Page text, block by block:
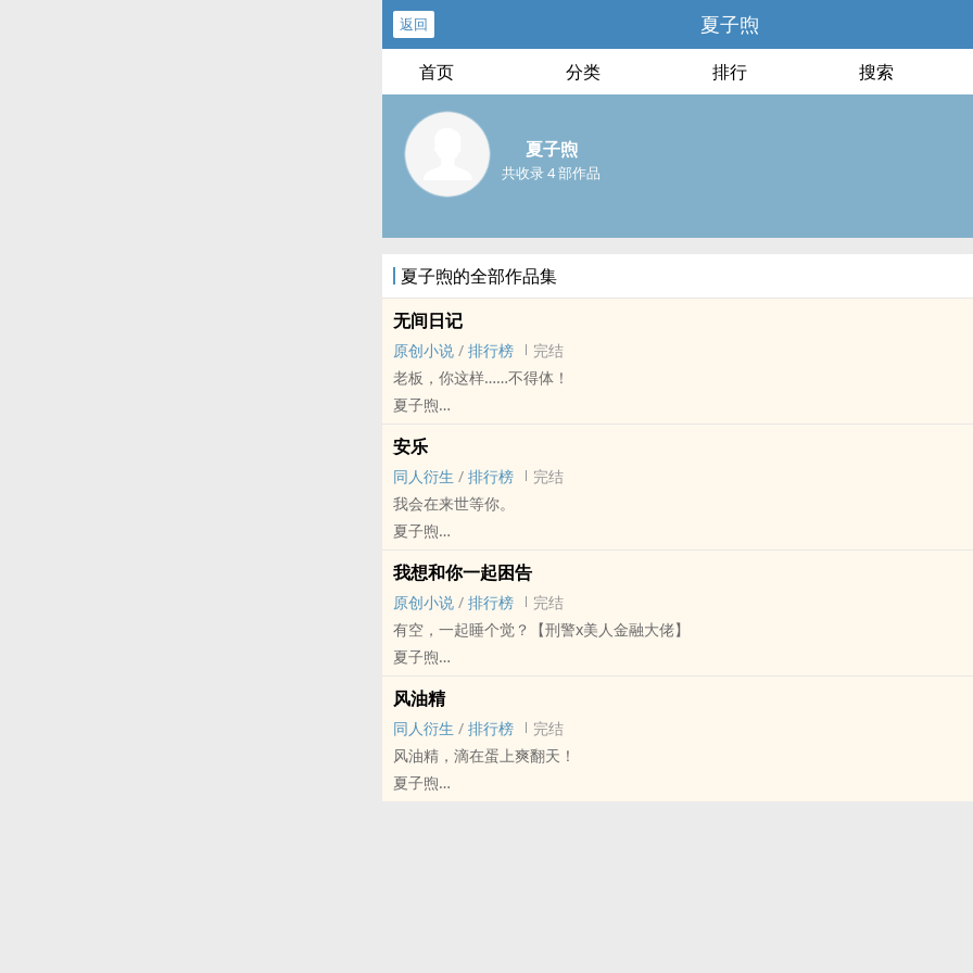
返回 夏子煦
首页 分类 排行 搜索
夏子煦
共收录 4 部作品
夏子煦的全部作品集
无间日记
原创小说 / 排行榜
完结
老板，你这样……不得体！
夏子煦
原创小说 - BL - 长篇 - 完结
现代 - HE - 小甜饼 - 谐趣
阴差阳错
这是一个，卧底讲相声，最后卧成公司老大的故事。（已完结）
记者：“主任，我有一个好消息和一个坏消息，你想先听哪一个？”
主任想了一下：“先听坏消息吧。”
记者说：“坏消息是我老板竟然想睡我。”
“那好消息呢？”
“好消息是咱俩出柜了。”
“出柜。”
“谁出柜？”
“咱俩。”
“咱俩怎幺了？”
安乐
同人衍生 / 排行榜
完结
我会在来世等你。
夏子煦
中篇 - 完结 - 全年龄 - 现代
治愈 - 小说同人 - 1v1
我曾在佛祖跟前诵经，因参不透情之一字而自愿入人世轮回。临行前佛祖问我，你想
你的伴侣？
我说想。
佛祖于是幻化出你的样貌让我看。
我问佛祖，为何我的伴侣是个男人？
佛祖说，因为这个人福报深厚，能化去你所有的孽障，助你早日参破红尘，脱离轮回
我想和你一起困告
原创小说 / 排行榜
完结
有空，一起睡个觉？【刑警x美人金融大佬】
夏子煦
现代 - 治愈 - 阴差阳错 - 强强
1v1
阮总，柏总已经被你拉下马三年了。
他知道错了吗?
风油精
同人衍生 / 排行榜
完结
风油精，滴在蛋上爽翻天！
夏子煦